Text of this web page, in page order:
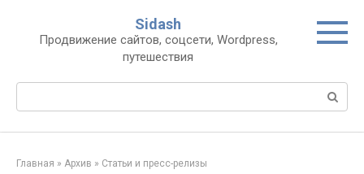
контенту
Sidash
Продвижение сайтов, соцсети, Wordpress,
путешествия
Главная » Архив » Статьи и пресс-релизы